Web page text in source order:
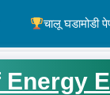
चालू घडामोडी